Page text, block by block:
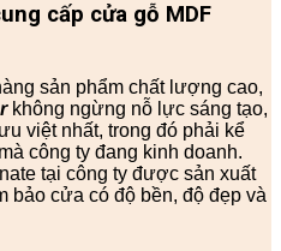
cấp cửa gỗ MDF
sản phẩm chất lượng cao,
không ngừng nỗ lực sáng tạo,
việt nhất, trong đó phải kể
mà công ty đang kinh doanh.
tại công ty được sản xuất
bảo cửa có độ bền, độ đẹp và